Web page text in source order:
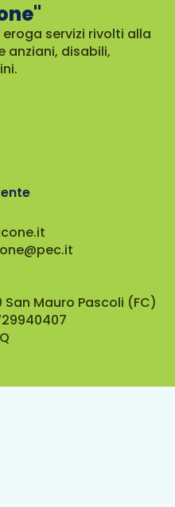
servizi rivolti alla
anziani, disabili,
San Mauro Pascoli (FC)